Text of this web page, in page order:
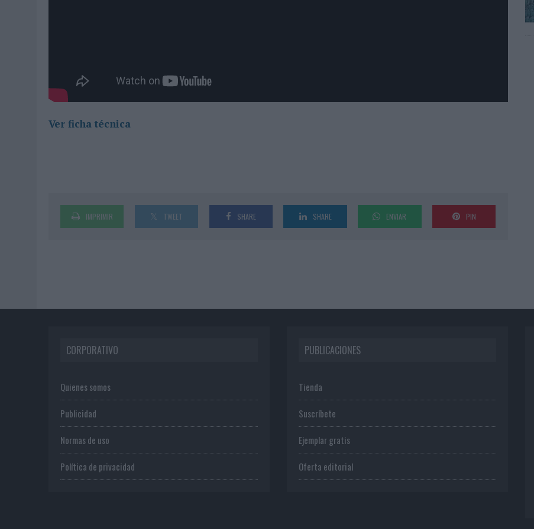
Ver ficha técnica
IMPRIMIR TWEET SHARE SHARE ENVIAR PIN
CORPORATIVO
Quienes somos
Publicidad
Normas de uso
Política de privacidad
PUBLICACIONES
Tienda
Suscríbete
Ejemplar gratis
Oferta editorial